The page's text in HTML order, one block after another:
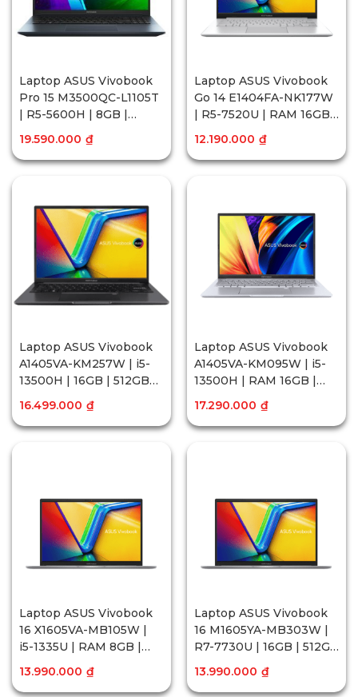
Laptop ASUS Vivobook
Pro 15 M3500QC-L1105T
| R5-5600H | 8GB |
512GB SSD | RTX 3050
4GB | 15.6 inch FHD |
Win10
19.590.000 ₫
Laptop ASUS Vivobook
Go 14 E1404FA-NK177W
| R5-7520U | RAM 16GB |
512GB SSD | 14 inch FHD
| Win11
12.190.000 ₫
Laptop ASUS Vivobook
A1405VA-KM257W | i5-
13500H | 16GB | 512GB
SSD | Intel® Iris® Xe
Graphics | 14 inch 2.8K
OLED | Win11
16.499.000 ₫
Laptop ASUS Vivobook
A1405VA-KM095W | i5-
13500H | RAM 16GB |
512GB SSD | Intel® Iris®
Xe Graphics | 14 inch
2.8K OLED | Win11
17.290.000 ₫
Laptop ASUS Vivobook
16 X1605VA-MB105W |
i5-1335U | RAM 8GB |
512GB SSD | 16 inch
FHD+ | Win11
13.990.000 ₫
Laptop ASUS Vivobook
16 M1605YA-MB303W |
R7-7730U | 16GB | 512GB
SSD | 16 inch WUXGA |
Win11
13.990.000 ₫